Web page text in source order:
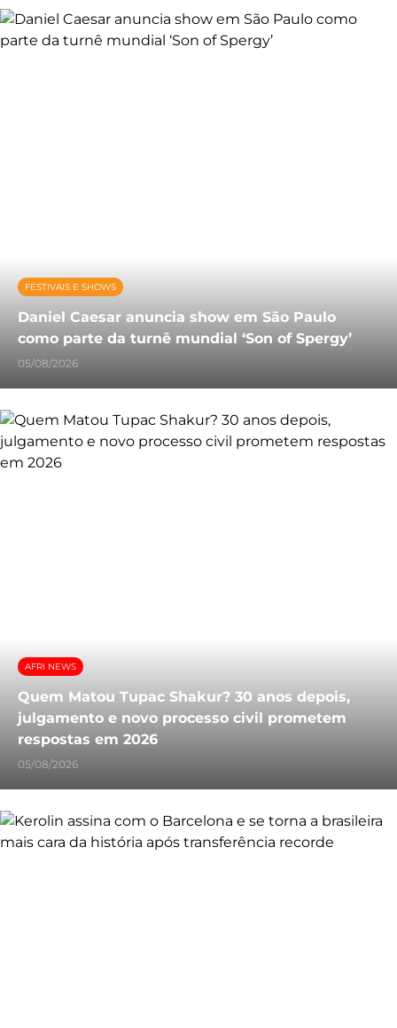
FESTIVAIS E SHOWS
Daniel Caesar anuncia show em São Paulo
como parte da turnê mundial ‘Son of Spergy’
05/08/2026
AFRI NEWS
Quem Matou Tupac Shakur? 30 anos depois,
julgamento e novo processo civil prometem
respostas em 2026
05/08/2026